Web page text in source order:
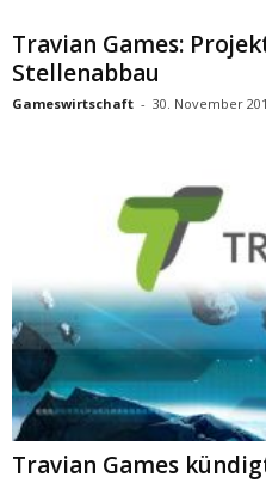
Travian Games:
Stellenabbau
Gameswirtschaft - 30. November
Travian Games